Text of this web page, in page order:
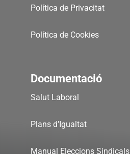
Política de Privacitat
Política de Cookies
Documentació
Salut Laboral
Plans d’Igualtat
Manual Eleccions Sindicals